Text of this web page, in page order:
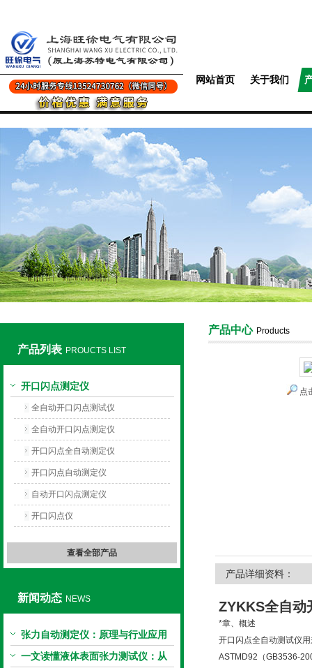
网站首页 关于我们
产品列表 PROUCTS LIST
开口闪点测定仪
全自动开口闪点测试仪
全自动开口闪点测定仪
开口闪点全自动测定仪
开口闪点自动测定仪
自动开口闪点测定仪
开口闪点仪
查看全部产品
新闻动态 NEWS
张力自动测定仪：原理与行业应用
解析
一文读懂液体表面张力测试仪：从
产品中心 Products
点
产品详细资料：
ZYKKS全自动
*章、概述
开口闪点全自动测试仪
ASTMD92（GB3536-